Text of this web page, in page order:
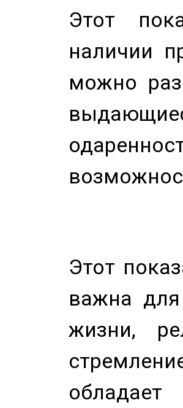
Этот
наличии
можно
Этот
важна для
жизни,